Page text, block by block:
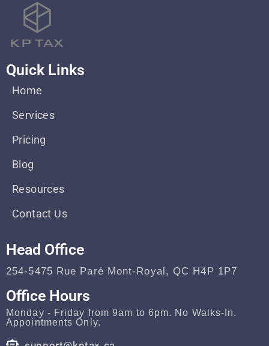
Quick Links
Home
Services
Pricing
Blog
Resources
Contact Us
Head Office
254-5475 Rue Paré Mont-Royal, QC H4P 1P7
Office Hours
Monday - Friday from 9am to 6pm. No Walks-In.
Appointments Only.